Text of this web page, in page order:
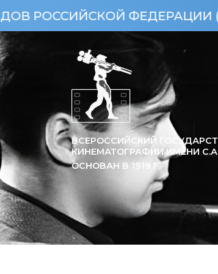
ФЕДЕРАЦИИ (УКАЗ
ВСЕРОССИЙСКИЙ
КИНЕМАТОГРАФИИ ИМЕНИ
ОСНОВАН В 1919 Г.